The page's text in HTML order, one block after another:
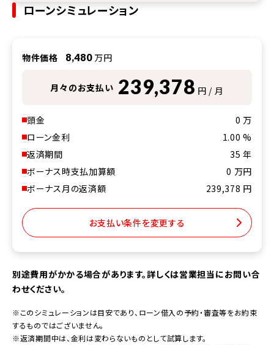
ローンシミュレーション
物件価格 8,480万円
月々のお支払い 239,378 円 / 月
頭金 0 万
ローン金利
1.00 %
返済期間
35 年
ボーナス時支払加算額
0 万円
ボーナス月の返済額
239,378 円
お支払い条件を変更する
別途費用がかかる場合があります。詳しくは営業担当にお問い合
わせください。
※このシミュレーションは目安であり、ローン借入の予約・審査等をお約束
するものではございません。
※返済期間中は、金利は変わらないものとして試算します。